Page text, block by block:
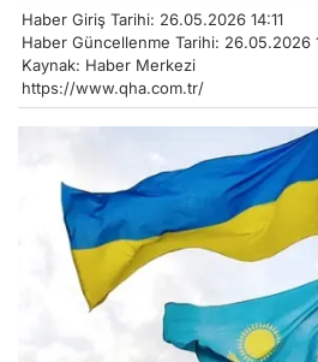
Haber Giriş Tarihi: 26.05.2026 14:11
Haber Güncellenme Tarihi: 26.05.2026
Kaynak: Haber Merkezi
https://www.qha.com.tr/